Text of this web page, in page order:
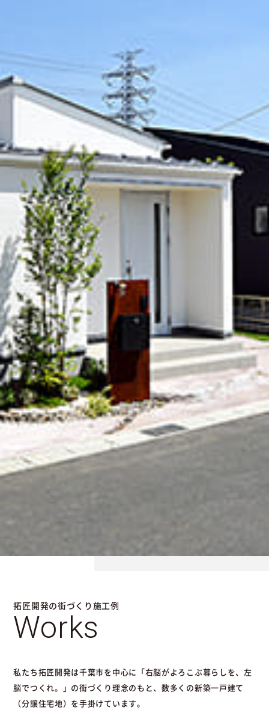
拓匠開発の街づくり施工例
Works
私たち拓匠開発は千葉市を中心に「右脳がよろこぶ暮らしを、左
脳でつくれ。」の街づくり理念のもと、数多くの新築一戸建て
（分譲住宅地）を手掛けています。